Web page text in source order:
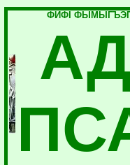
ФИФI